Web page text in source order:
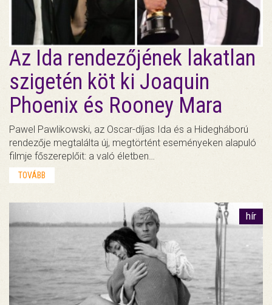
Az Ida rendezőjének lakatlan
szigetén köt ki Joaquin
Phoenix és Rooney Mara
Pawel Pawlikowski, az Oscar-díjas Ida és a Hidegháború
rendezője megtalálta új, megtörtént eseményeken alapuló
filmje főszereplőit: a való életben…
TOVÁBB
hír